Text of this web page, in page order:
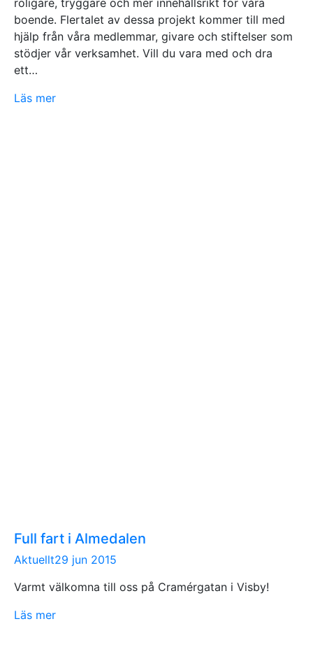
boende. Flertalet av dessa projekt kommer till med
hjälp från våra medlemmar, givare och stiftelser som
stödjer vår verksamhet. Vill du vara med och dra
ett…
Läs mer
Full fart i Almedalen
Aktuellt29 jun 2015
Varmt välkomna till oss på Cramérgatan i Visby!
Läs mer